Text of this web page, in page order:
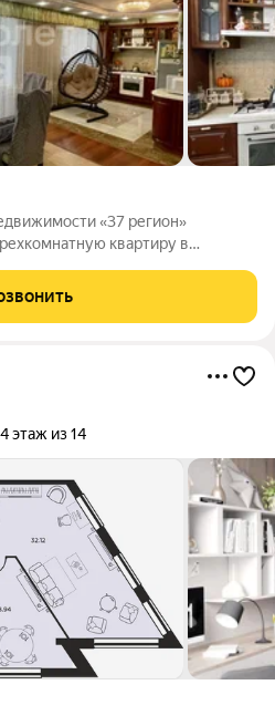
«37 регион»
квартиру в
тех.этаж), просторная,
дома 2010.
4 этаж из 14